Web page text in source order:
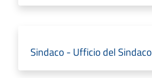
Sindaco - Ufficio del Sindaco